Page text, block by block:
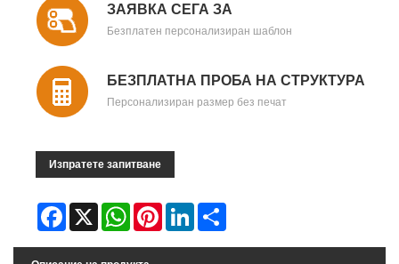
ЗАЯВКА СЕГА ЗА
Безплатен персонализиран шаблон
БЕЗПЛАТНА ПРОБА НА СТРУКТУРА
Персонализиран размер без печат
Изпратете запитване
Facebook
X WhatsAppPinterestLinkedIn